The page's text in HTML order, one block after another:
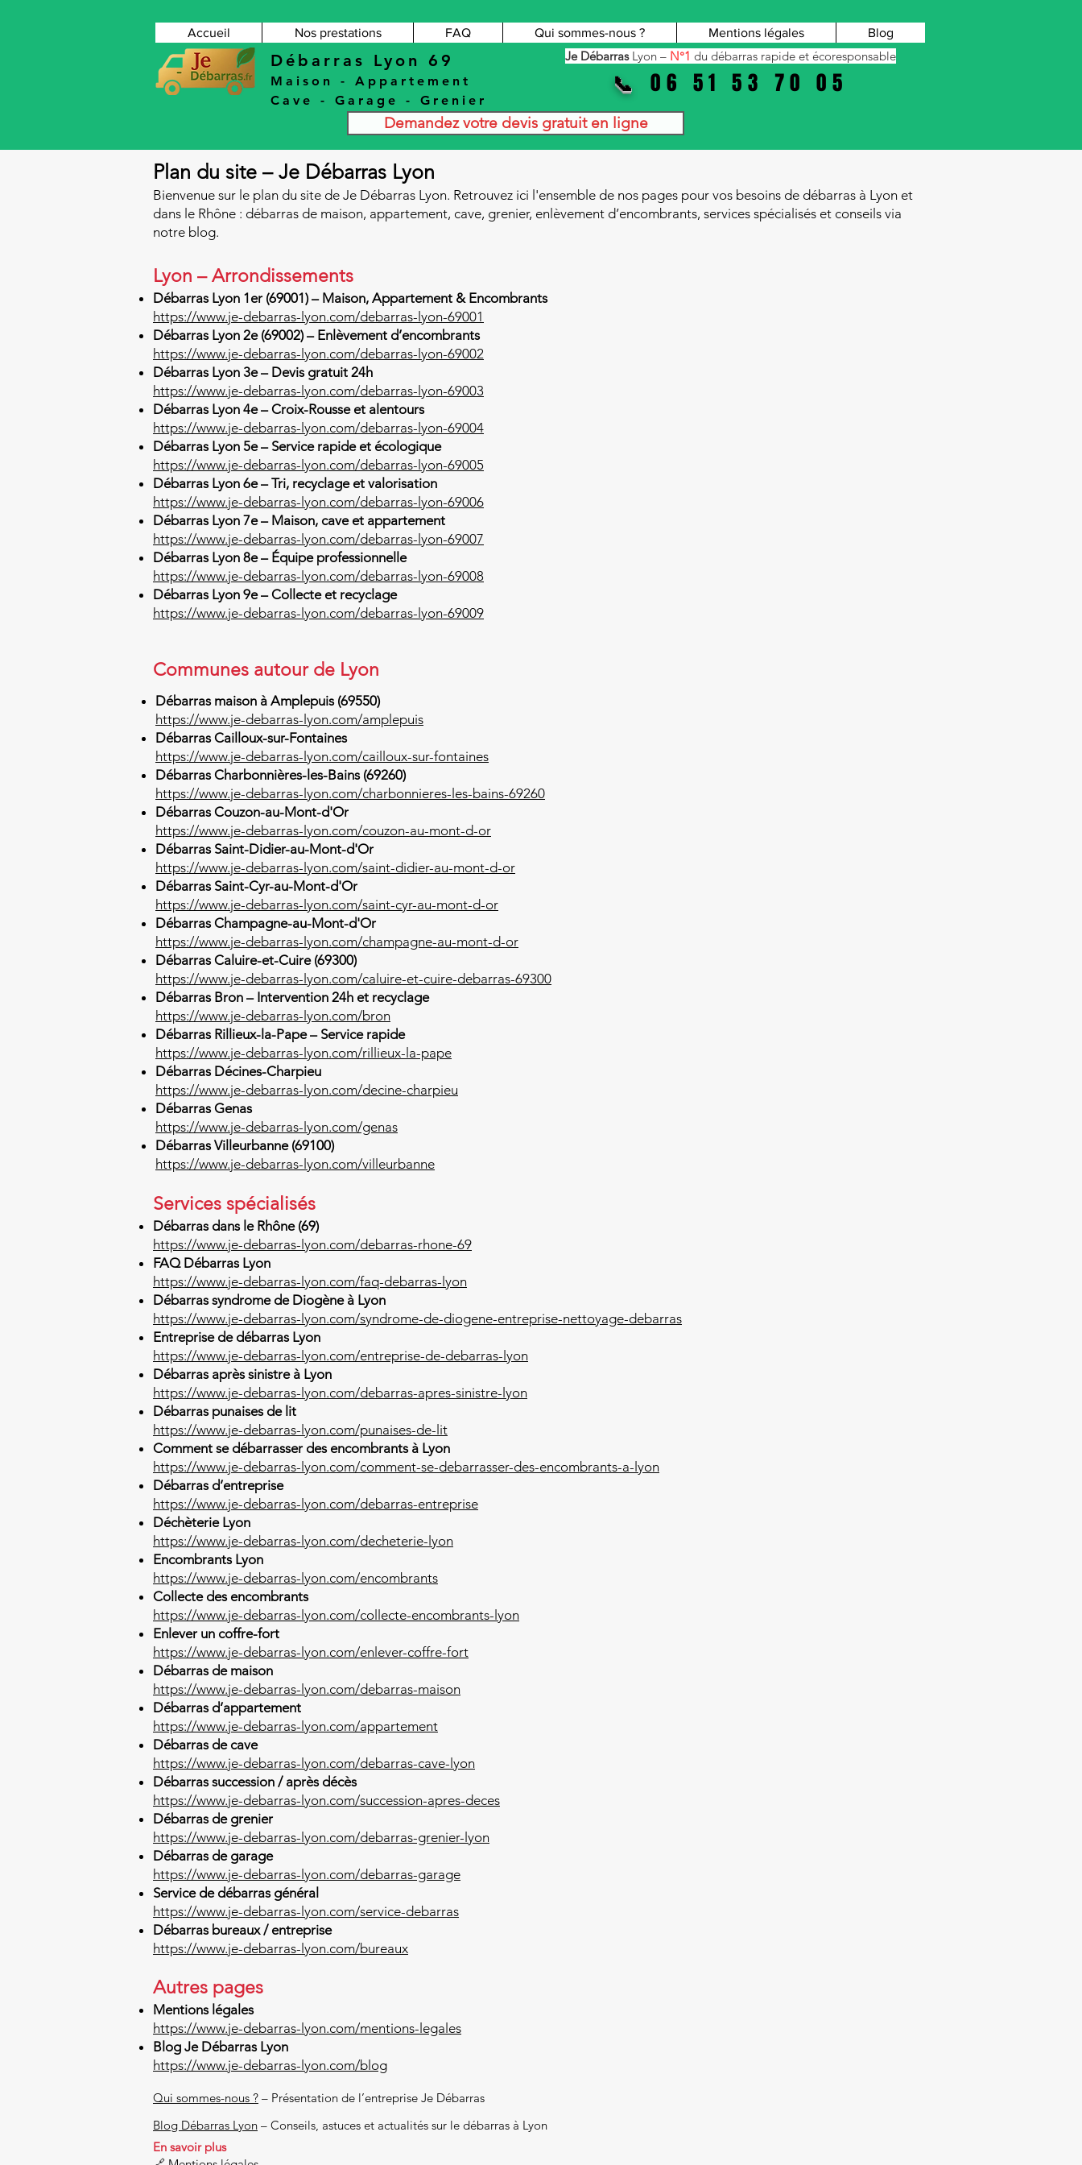
Accueil Nos prestations FAQ Qui sommes-nous ? Mentions légales Blog
Débarras Lyon 69
Maison - Appartement
Cave
- Garage - Grenier
Je Débarras Lyon – N°1 du débarras rapide et écoresponsable
📞 06 51 53 70 05
Demandez votre devis gratuit en ligne
Plan du site – Je Débarras Lyon
Bienvenue sur le plan du site de Je Débarras Lyon. Retrouvez ici l'ensemble de nos pages pour vos besoins de débarras à Lyon et
dans le Rhône : débarras de maison, appartement, cave, grenier, enlèvement d’encombrants, services spécialisés et conseils via
notre blog.
Lyon – Arrondissements
Débarras Lyon 1er (69001) – Maison, Appartement & Encombrants
https://www.je-debarras-lyon.com/debarras-lyon-69001
Débarras Lyon 2e (69002) – Enlèvement d’encombrants
https://www.je-debarras-lyon.com/debarras-lyon-69002
Débarras Lyon 3e – Devis gratuit 24h
https://www.je-debarras-lyon.com/debarras-lyon-69003
Débarras Lyon 4e – Croix-Rousse et alentours
https://www.je-debarras-lyon.com/debarras-lyon-69004
Débarras Lyon 5e – Service rapide et écologique
https://www.je-debarras-lyon.com/debarras-lyon-69005
Débarras Lyon 6e – Tri, recyclage et valorisation
https://www.je-debarras-lyon.com/debarras-lyon-69006
Débarras Lyon 7e – Maison, cave et appartement
https://www.je-debarras-lyon.com/debarras-lyon-69007
Débarras Lyon 8e – Équipe professionnelle
https://www.je-debarras-lyon.com/debarras-lyon-69008
Débarras Lyon 9e – Collecte et recyclage
https://www.je-debarras-lyon.com/debarras-lyon-69009
Communes autour de Lyon
Débarras maison à Amplepuis (69550)
https://www.je-debarras-lyon.com/amplepuis
Débarras Cailloux-sur-Fontaines
https://www.je-debarras-lyon.com/cailloux-sur-fontaines
Débarras Charbonnières-les-Bains (69260)
https://www.je-debarras-lyon.com/charbonnieres-les-bains-69260
Débarras Couzon-au-Mont-d'Or
https://www.je-debarras-lyon.com/couzon-au-mont-d-or
Débarras Saint-Didier-au-Mont-d'Or
https://www.je-debarras-lyon.com/saint-didier-au-mont-d-or
Débarras Saint-Cyr-au-Mont-d'Or
https://www.je-debarras-lyon.com/saint-cyr-au-mont-d-or
Débarras Champagne-au-Mont-d'Or
https://www.je-debarras-lyon.com/champagne-au-mont-d-or
Débarras Caluire-et-Cuire (69300)
https://www.je-debarras-lyon.com/caluire-et-cuire-debarras-69300
Débarras Bron – Intervention 24h et recyclage
https://www.je-debarras-lyon.com/bron
Débarras Rillieux-la-Pape – Service rapide
https://www.je-debarras-lyon.com/rillieux-la-pape
Débarras Décines-Charpieu
https://www.je-debarras-lyon.com/decine-charpieu
Débarras Genas
https://www.je-debarras-lyon.com/genas
Débarras Villeurbanne (69100)
https://www.je-debarras-lyon.com/villeurbanne
Services spécialisés
Débarras dans le Rhône (69)
https://www.je-debarras-lyon.com/debarras-rhone-69
FAQ Débarras Lyon
https://www.je-debarras-lyon.com/faq-debarras-lyon
Débarras syndrome de Diogène à Lyon
https://www.je-debarras-lyon.com/syndrome-de-diogene-entreprise-nettoyage-debarras
Entreprise de débarras Lyon
https://www.je-debarras-lyon.com/entreprise-de-debarras-lyon
Débarras après sinistre à Lyon
https://www.je-debarras-lyon.com/debarras-apres-sinistre-lyon
Débarras punaises de lit
https://www.je-debarras-lyon.com/punaises-de-lit
Comment se débarrasser des encombrants à Lyon
https://www.je-debarras-lyon.com/comment-se-debarrasser-des-encombrants-a-lyon
Débarras d’entreprise
https://www.je-debarras-lyon.com/debarras-entreprise
Déchèterie Lyon
https://www.je-debarras-lyon.com/decheterie-lyon
Encombrants Lyon
https://www.je-debarras-lyon.com/encombrants
Collecte des encombrants
https://www.je-debarras-lyon.com/collecte-encombrants-lyon
Enlever un coffre-fort
https://www.je-debarras-lyon.com/enlever-coffre-fort
Débarras de maison
https://www.je-debarras-lyon.com/debarras-maison
Débarras d’appartement
https://www.je-debarras-lyon.com/appartement
Débarras de cave
https://www.je-debarras-lyon.com/debarras-cave-lyon
Débarras succession / après décès
https://www.je-debarras-lyon.com/succession-apres-deces
Débarras de grenier
https://www.je-debarras-lyon.com/debarras-grenier-lyon
Débarras de garage
https://www.je-debarras-lyon.com/debarras-garage
Service de débarras général
https://www.je-debarras-lyon.com/service-debarras
Débarras bureaux / entreprise
https://www.je-debarras-lyon.com/bureaux
Autres pages
Mentions légales
https://www.je-debarras-lyon.com/mentions-legales
Blog Je Débarras Lyon
https://www.je-debarras-lyon.com/blog
Qui sommes-nous ? – Présentation de l’entreprise Je Débarras
Blog Débarras Lyon – Conseils, astuces et actualités sur le débarras à Lyon
En savoir plus